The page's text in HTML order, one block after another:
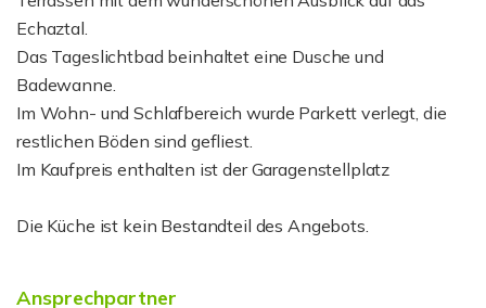
Echaztal.
Das Tageslichtbad beinhaltet eine Dusche und
Badewanne.
Im Wohn- und Schlafbereich wurde Parkett verlegt, die
restlichen Böden sind gefliest.
Im Kaufpreis enthalten ist der Garagenstellplatz
Die Küche ist kein Bestandteil des Angebots.
Ansprechpartner